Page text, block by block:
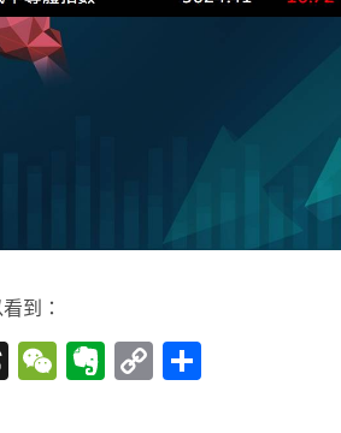
到：
Threads
WeChat
Evernote
Copy